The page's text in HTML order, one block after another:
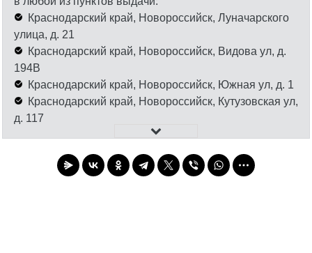
Краснодарский край, Новороссийск, Луначарского
улица, д. 21
Краснодарский край, Новороссийск, Видова ул, д.
194В
Краснодарский край, Новороссийск, Южная ул, д. 1
Краснодарский край, Новороссийск, Кутузовская ул,
д. 117